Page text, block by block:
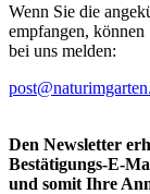
Wenn Sie die
empfangen, können
bei uns melden:
Den Newsletter
Bestätigungs-E-
und somit Ihre